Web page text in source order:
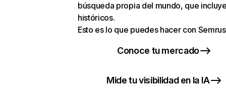
búsqueda propia del mundo, que
históricos.
Esto es lo que puedes hacer con
Conoce tu mercado
Mide tu visibilidad en la IA